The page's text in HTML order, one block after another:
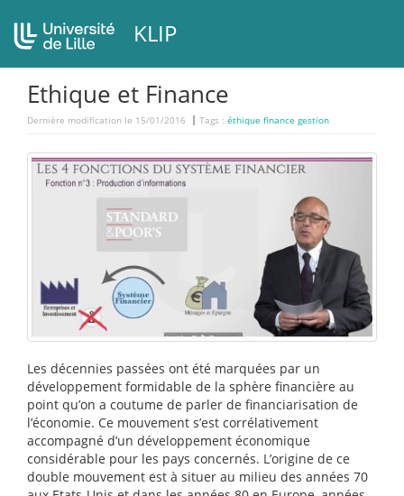
KLIP
Ethique et Finance
Dernière modification le 15/01/2016 Tags : éthique finance gestion
Les décennies passées ont été marquées par un
développement formidable de la sphère financière au
point qu’on a coutume de parler de financiarisation de
l’économie. Ce mouvement s’est corrélativement
accompagné d’un développement économique
considérable pour les pays concernés. L’origine de ce
double mouvement est à situer au milieu des années 70